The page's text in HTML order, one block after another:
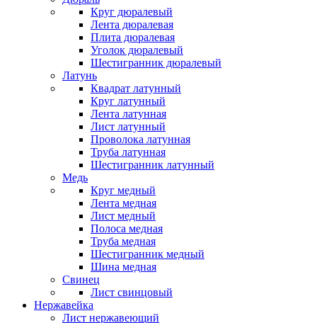
Круг дюралевый
Лента дюралевая
Плита дюралевая
Уголок дюралевый
Шестигранник дюралевый
Латунь
Квадрат латунный
Круг латунный
Лента латунная
Лист латунный
Проволока латунная
Труба латунная
Шестигранник латунный
Медь
Круг медный
Лента медная
Лист медный
Полоса медная
Труба медная
Шестигранник медный
Шина медная
Свинец
Лист свинцовый
Нержавейка
Лист нержавеющий